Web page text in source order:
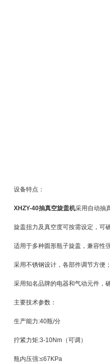
设备特点：
XHZY-40抽真空旋盖机采用自动抽
旋盖扭力及真空度可按需设定，可
适用于多种圆形瓶子旋盖，兼容性
采用不锈钢设计，各部件调节方便；
采用知名品牌的电器和气动元件，
主要技术参数：
生产能力:40瓶/分
拧紧力矩:3-10Nm（可调）
瓶内压强:≤67KPa